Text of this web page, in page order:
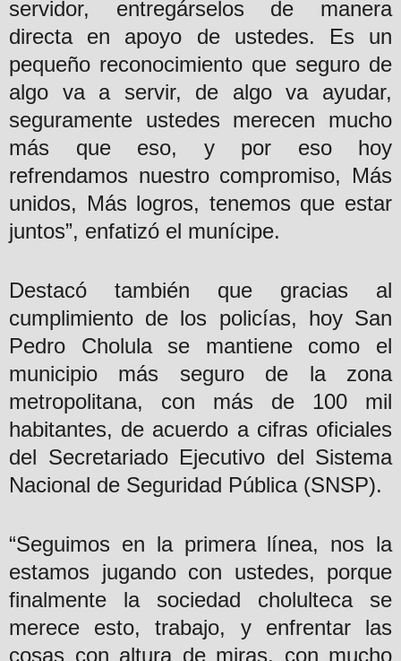
servidor, entregárselos de manera
directa en apoyo de ustedes. Es un
pequeño reconocimiento que seguro de
algo va a servir, de algo va ayudar,
seguramente ustedes merecen mucho
más que eso, y por eso hoy
refrendamos nuestro compromiso, Más
unidos, Más logros, tenemos que estar
juntos”, enfatizó el munícipe.
Destacó también que gracias al
cumplimiento de los policías, hoy San
Pedro Cholula se mantiene como el
municipio más seguro de la zona
metropolitana, con más de 100 mil
habitantes, de acuerdo a cifras oficiales
del Secretariado Ejecutivo del Sistema
Nacional de Seguridad Pública (SNSP).
“Seguimos en la primera línea, nos la
estamos jugando con ustedes, porque
finalmente la sociedad cholulteca se
merece esto, trabajo, y enfrentar las
cosas con altura de miras, con mucho